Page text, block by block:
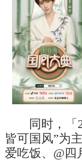
同时，「
皆可国风”为
爱吃饭、@四